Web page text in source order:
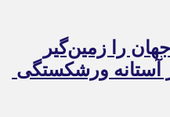
را زمین‌گیر
آستانه ورشکستگی